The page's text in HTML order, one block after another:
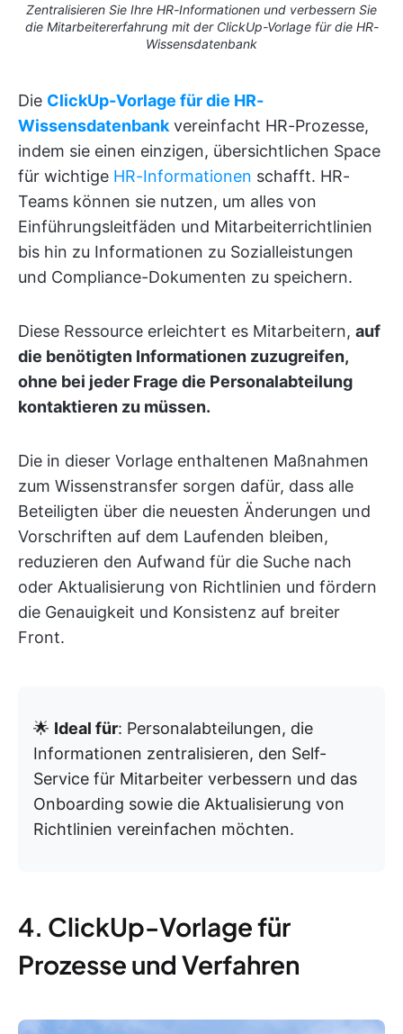
Zentralisieren Sie Ihre HR-Informationen und verbessern Sie
die Mitarbeitererfahrung mit der ClickUp-Vorlage für die HR-
Wissensdatenbank
Die ClickUp-Vorlage für die HR-
Wissensdatenbank vereinfacht HR-Prozesse,
indem sie einen einzigen, übersichtlichen Space
für wichtige HR-Informationen schafft. HR-
Teams können sie nutzen, um alles von
Einführungsleitfäden und Mitarbeiterrichtlinien
bis hin zu Informationen zu Sozialleistungen
und Compliance-Dokumenten zu speichern.
Diese Ressource erleichtert es Mitarbeitern, auf
die benötigten Informationen zuzugreifen,
ohne bei jeder Frage die Personalabteilung
kontaktieren zu müssen.
Die in dieser Vorlage enthaltenen Maßnahmen
zum Wissenstransfer sorgen dafür, dass alle
Beteiligten über die neuesten Änderungen und
Vorschriften auf dem Laufenden bleiben,
reduzieren den Aufwand für die Suche nach
oder Aktualisierung von Richtlinien und fördern
die Genauigkeit und Konsistenz auf breiter
Front.
🌟 Ideal für: Personalabteilungen, die
Informationen zentralisieren, den Self-
Service für Mitarbeiter verbessern und das
Onboarding sowie die Aktualisierung von
Richtlinien vereinfachen möchten.
4. ClickUp-Vorlage für
Prozesse und Verfahren